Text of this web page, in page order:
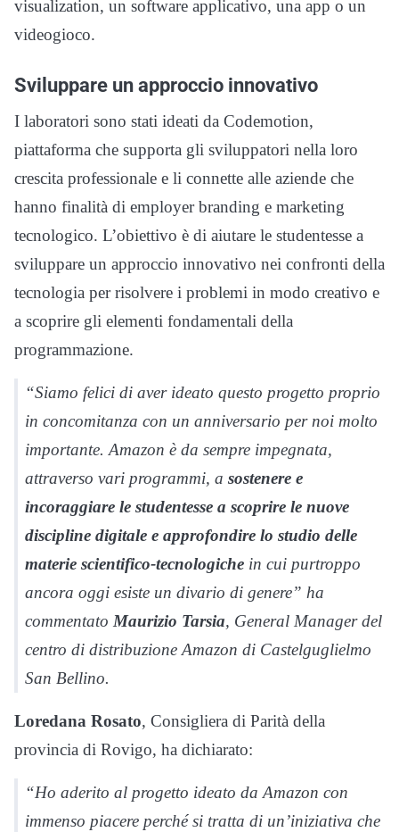
visualization, un software applicativo, una app o un
videogioco.
Sviluppare un approccio innovativo
I laboratori sono stati ideati da Codemotion,
piattaforma che supporta gli sviluppatori nella loro
crescita professionale e li connette alle aziende che
hanno finalità di employer branding e marketing
tecnologico. L’obiettivo è di aiutare le studentesse a
sviluppare un approccio innovativo nei confronti della
tecnologia per risolvere i problemi in modo creativo e
a scoprire gli elementi fondamentali della
programmazione.
“Siamo felici di aver ideato questo progetto proprio
in concomitanza con un anniversario per noi molto
importante. Amazon è da sempre impegnata,
attraverso vari programmi, a sostenere e
incoraggiare le studentesse a scoprire le nuove
discipline digitale e approfondire lo studio delle
materie scientifico-tecnologiche in cui purtroppo
ancora oggi esiste un divario di genere” ha
commentato Maurizio Tarsia, General Manager del
centro di distribuzione Amazon di Castelguglielmo
San Bellino.
Loredana Rosato, Consigliera di Parità della
provincia di Rovigo, ha dichiarato:
“Ho aderito al progetto ideato da Amazon con
immenso piacere perché si tratta di un’iniziativa che